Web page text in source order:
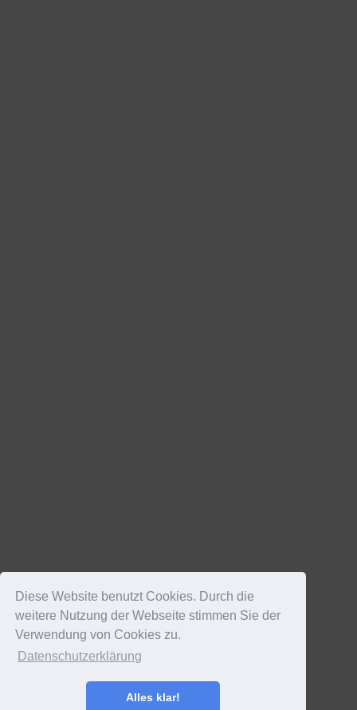
Diese Website benutzt Cookies. Durch die
weitere Nutzung der Webseite stimmen Sie der
Verwendung von Cookies zu.
Datenschutzerklärung
Alles klar!